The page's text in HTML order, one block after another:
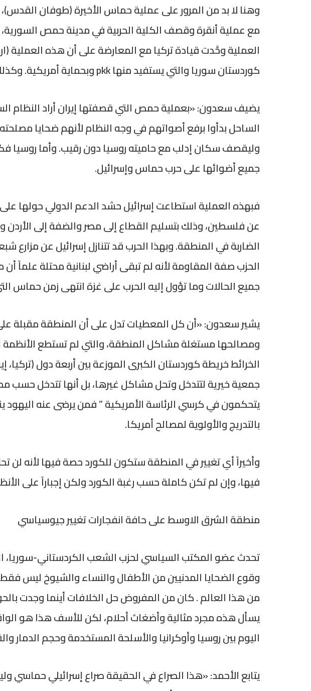
وهنا لا بد من المرور على عملية حماس الأخيرة (طوفان
العملية وحَّدت قيادة تركيا مع المعارضة على أن هذه العملية
كوردستان سوريا والتي يستفيد منها pkk وبحماية أمريكية. وكذلك الهجوم على بعض قواعد pkk في إقليم كوردستان».
يضيف سعدون: «بعملية حمص التي قصفتها إيران أراد النظام
الساحل بدأوا برفع أصواتهم في وجه النظام لأنهم ضحايا
وليقصف سكان إدلب مع حاميته روسيا دون رقيب. وأما روسيا
جميع أضوائها على حرب حماس وإسرائيل.
فبهذه العملية استطاعت إسرائيل حشد الدعم الدولي حولها
عن فلسطين، وذلك بتسليم القطاع إلى مصر والضفة إلى
الضاربة في المنطقة. وبهذا الحرب قد تتنازل إسرائيل عن مزارع
الحزب صفة المقاومة لأنه لم تبقى أراضي لبنانية محتلة علماً
جميع الحالات وما تؤول إليه الحرب على غزة انتهى زمن حماس
يشير سعدون: «أن كل المعطيات تدل على أن المنطقة مقبلة
ومصالحها مستغلة مشاكل المنطقة، والتي لم تستطع
الخرائط خريطة كوردستان الكبرى الموزعة بين أربعة دول
جمعية خيرية لتتدخل وتحل مشاكل غيرها، بل أنها تتدخل حسب
يتحكمون في كرسي الرئاسة الأمريكية ” فمن يرضى عنه اليهود
بالتدريج والأولوية لمصالح أمريكا.
وأخيراً أي تغيير في المنطقة ستكون للكورد حصة فيها لأنه
فيها، وإن لم تكن كاملة حسب رغبة الكورد ولكن إجباراً على
منطقة الشرق الاوسط على حافة انفجارات تغيير جيوسياسي
تحدث عضو المكتب السياسي لحزب الشعب الكردستاني-سوريا،
وقوع الضحايا المدنيين من الأطفال والنساء والشيوخ ليس
من هذا العالم . كان من المفروض حل الخلافات أينما وجدت
يسأل هذه مجرد مثالية وأضغاث أحلام، لكن للأسف هذا هو
اليوم بين روسيا وأوكرانيا والأسلحة المستخدمة وحجم الدمار
يتابع الأحمد: «هذا الصراع في الحقيقة صراع إسرائيلي حماسي